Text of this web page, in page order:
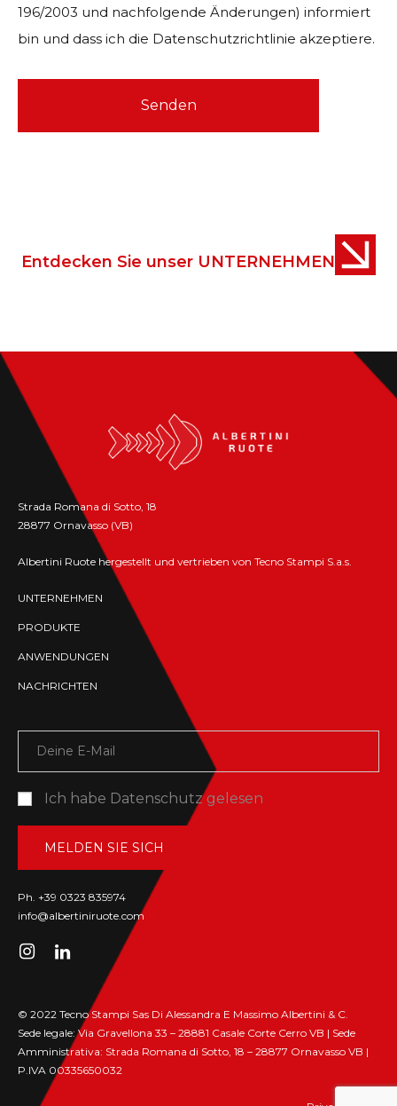
196/2003 und nachfolgende Änderungen) informiert
bin und dass ich die Datenschutzrichtlinie akzeptiere.
Entdecken Sie unser UNTERNEHMEN
Strada Romana di Sotto, 18
28877 Ornavasso (VB)
Albertini Ruote hergestellt und vertrieben von Tecno Stampi S.a.s.
UNTERNEHMEN
PRODUKTE
ANWENDUNGEN
NACHRICHTEN
Ich habe Datenschutzgelesen
Ph. +39 0323 835974
info@albertiniruote.com
© 2022 Tecno Stampi Sas Di Alessandra E Massimo Albertini & C.
Sede legale: Via Gravellona 33 – 28881 Casale Corte Cerro VB | Sede
Amministrativa: Strada Romana di Sotto, 18 – 28877 Ornavasso VB |
P.IVA 00335650032